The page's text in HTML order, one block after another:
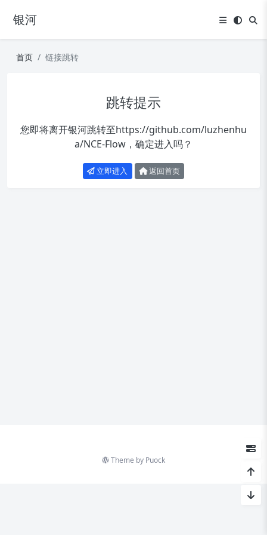
银河
首页 链接跳转
跳转提示
您即将离开银河跳转至https://github.com/luzhenhu
a/NCE-Flow ，确定进入吗？
立即进入 返回首页
Theme by Puock